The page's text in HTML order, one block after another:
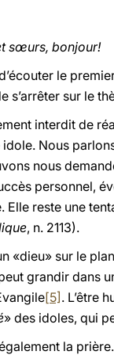
sœurs, bonjour!
le
s’arrêter sur le
interdit de
Nous
nous
personnel,
Elle reste une
, n. 2113).
«dieu» sur le
grandir dans
[5] . L’être
» des idoles, qui
la